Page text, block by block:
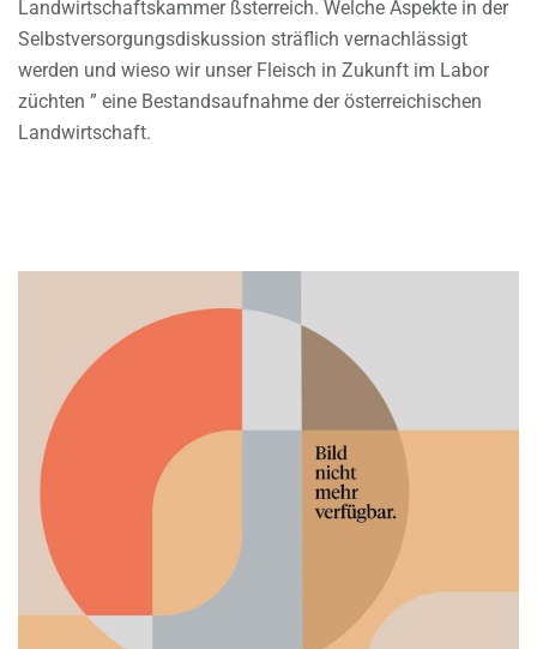
Landwirtschaftskammer ßsterreich. Welche Aspekte in der
Selbstversorgungsdiskussion sträflich vernachlässigt
werden und wieso wir unser Fleisch in Zukunft im Labor
züchten ” eine Bestandsaufnahme der österreichischen
Landwirtschaft.